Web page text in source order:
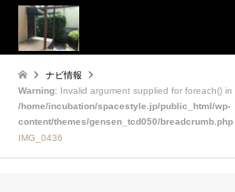
ナビ情報
Warning: Invalid argument supplied for foreach() in
/home/incubation/spacestyle.jp/public_html/wp-
content/themes/gensen_tcd050/breadcrumb.php
IMG_0436